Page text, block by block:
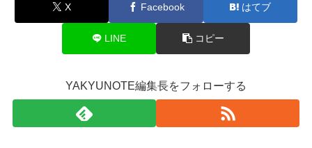
X Facebook はてブ
LINE コピー
YAKYUNOTE編集長をフォローする